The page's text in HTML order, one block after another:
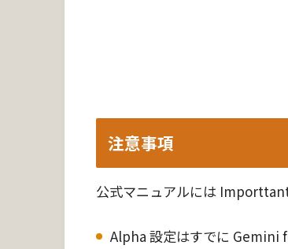
注意事項
公式マニュアルには
Alpha 設定はすでに Gemini